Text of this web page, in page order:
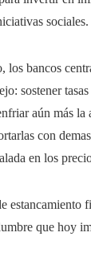
sociales.
los bancos
sostener
aún más la
con
en los
estancamiento
que hoy